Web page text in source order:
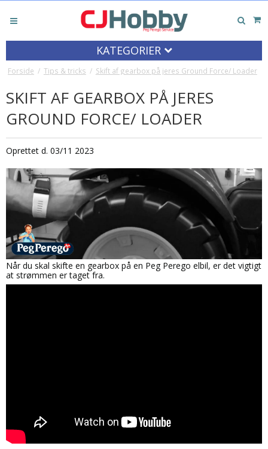
KATEGORIER
Forside / Tips & tricks / Skift af gearbox på jeres Ground Force/ Loader
SKIFT AF GEARBOX PÅ JERES
GROUND FORCE/ LOADER
Oprettet d. 03/11 2023
Når du skal skifte en gearbox på en Peg Perego elbil, er det vigtigt
at strømmen er taget fra.